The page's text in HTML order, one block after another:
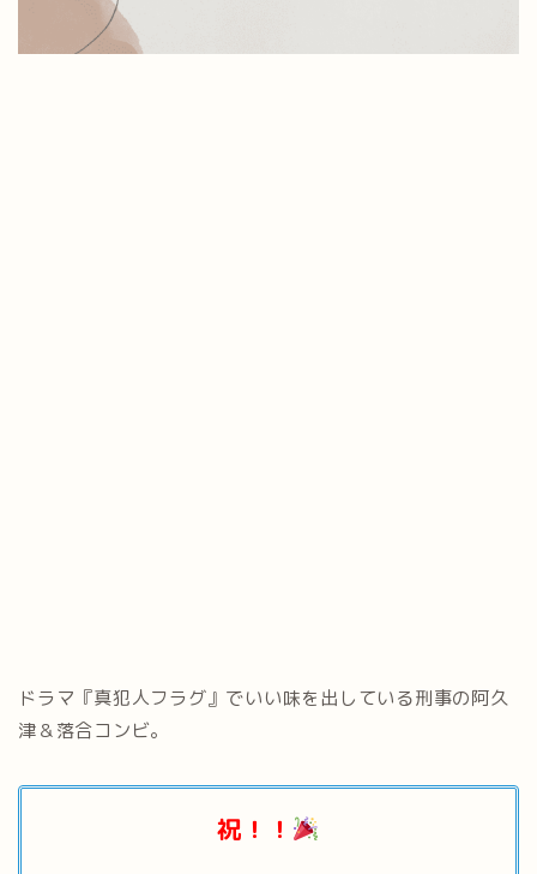
ドラマ『真犯人フラグ』でいい味を出している刑事の阿久
津＆落合コンビ。
祝！！